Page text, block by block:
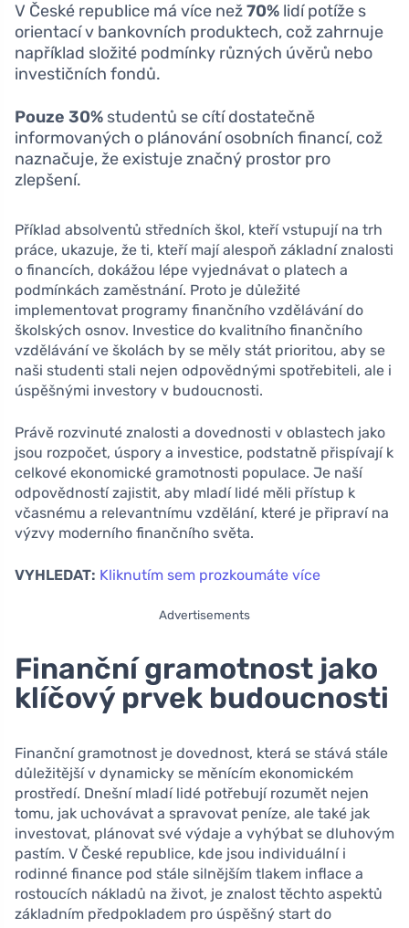
V České republice má více než70% lidí potíže s
orientací v bankovních produktech, což zahrnuje
například složité podmínky různých úvěrů nebo
investičních fondů.
Pouze 30% studentů se cítí dostatečně
informovaných o plánování osobních financí, což
naznačuje, že existuje značný prostor pro
zlepšení.
Příklad absolventů středních škol, kteří vstupují na trh
práce, ukazuje, že ti, kteří mají alespoň základní znalosti
o financích, dokážou lépe vyjednávat o platech a
podmínkách zaměstnání. Proto je důležité
implementovat programy finančního vzdělávání do
školských osnov. Investice do kvalitního finančního
vzdělávání ve školách by se měly stát prioritou, aby se
naši studenti stali nejen odpovědnými spotřebiteli, ale i
úspěšnými investory v budoucnosti.
Právě rozvinuté znalosti a dovednosti v oblastech jako
jsou rozpočet, úspory a investice, podstatně přispívají k
celkové ekonomické gramotnosti populace. Je naší
odpovědností zajistit, aby mladí lidé měli přístup k
včasnému a relevantnímu vzdělání, které je připraví na
výzvy moderního finančního světa.
VYHLEDAT: Kliknutím sem prozkoumáte více
Advertisements
Finanční gramotnost jako
klíčový prvek budoucnosti
Finanční gramotnost je dovednost, která se stává stále
důležitější v dynamicky se měnícím ekonomickém
prostředí. Dnešní mladí lidé potřebují rozumět nejen
tomu, jak uchovávat a spravovat peníze, ale také jak
investovat, plánovat své výdaje a vyhýbat se dluhovým
pastím. V České republice, kde jsou individuální i
rodinné finance pod stále silnějším tlakem inflace a
rostoucích nákladů na život, je znalost těchto aspektů
základním předpokladem pro úspěšný start do